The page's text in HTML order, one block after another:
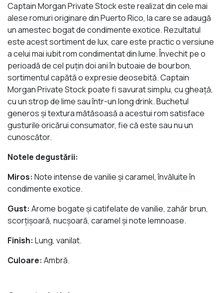
Captain Morgan Private Stock este realizat din cele mai
alese romuri originare din Puerto Rico, la care se adaugă
un amestec bogat de condimente exotice. Rezultatul
este acest sortiment de lux, care este practic o versiune
a celui mai iubit rom condimentat din lume. Învechit pe o
perioadă de cel puţin doi ani în butoaie de bourbon,
sortimentul capătă o expresie deosebită. Captain
Morgan Private Stock poate fi savurat simplu, cu gheaţă,
cu un strop de lime sau într-un long drink. Buchetul
generos şi textura mătăsoasă a acestui rom satisface
gusturile oricărui consumator, fie că este sau nu un
cunoscător.
Notele degustării:
Miros: Note intense de vanilie şi caramel, învăluite în
condimente exotice.
Gust: Arome bogate şi catifelate de vanilie, zahăr brun,
scorţişoară, nucşoară, caramel şi note lemnoase.
Finish: Lung, vanilat.
Culoare: Ambră.